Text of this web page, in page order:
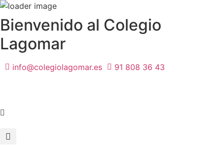
Ir
al
contenido
Bienvenido al Colegio
Lagomar
info@colegiolagomar.es 91 808 36 43